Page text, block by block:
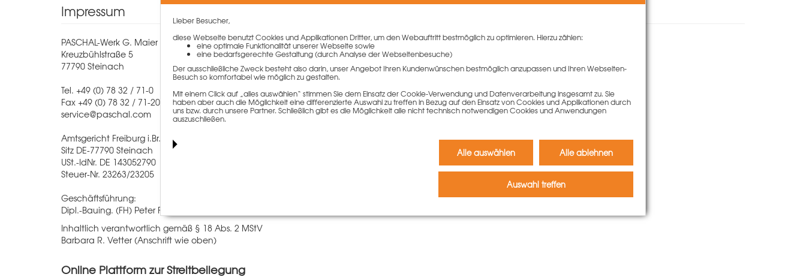
Impressum
PASCHAL-Werk G. Maier GmbH
Kreuzbühlstraße 5
77790 Steinach
Tel. +49 (0) 78 32 / 71-0
Fax +49 (0) 78 32 / 71-209
service@paschal.com
Amtsgericht Freiburg i.Br. HRB 680170
Sitz DE-77790 Steinach
USt.-IdNr. DE 143052790
Steuer-Nr. 23263/23205
Geschäftsführung:
Dipl.-Bauing. (FH) Peter Fischer, Barbara R. Vetter
Inhaltlich verantwortlich gemäß § 18 Abs. 2 MStV
Barbara R. Vetter (Anschrift wie oben)
Online Plattform zur Streitbeilegung
Lieber Besucher,
diese Webseite benutzt Cookies und Applikationen Dritter, um den Webauftritt bestmöglich zu optimieren. Hierzu zählen:
eine optimale Funktionalität unserer Webseite sowie
eine bedarfsgerechte Gestaltung (durch Analyse der Webseitenbesuche)
Der ausschließliche Zweck besteht also darin, unser Angebot Ihren Kundenwünschen bestmöglich anzupassen und Ihren Webseiten-
Besuch so komfortabel wie möglich zu gestalten.
Mit einem Click auf „alles auswählen“ stimmen Sie dem Einsatz der Cookie-Verwendung und Datenverarbeitung insgesamt zu. Sie
haben aber auch die Möglichkeit eine differenzierte Auswahl zu treffen in Bezug auf den Einsatz von Cookies und Applikationen durch
uns bzw. durch unsere Partner. Schließlich gibt es die Möglichkeit alle nicht technisch notwendigen Cookies und Anwendungen
auszuschließen.
Alle auswählen Alle ablehnen
Auswahl treffen